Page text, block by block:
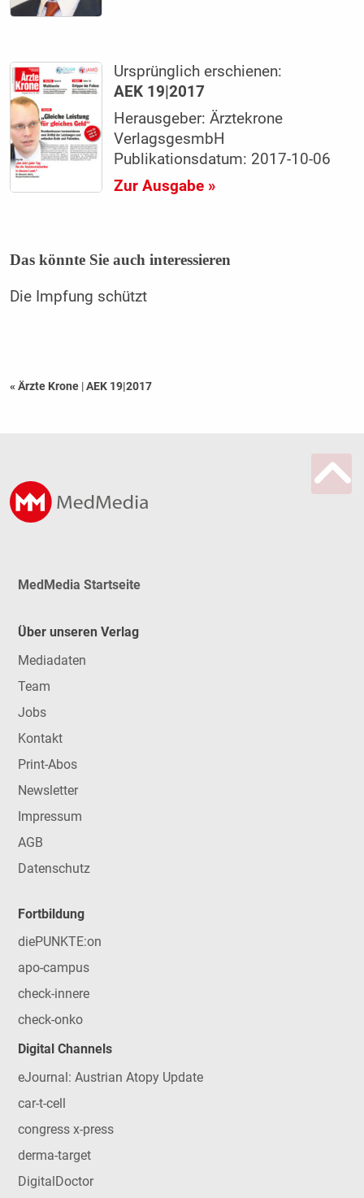
Ursprünglich erschienen:
AEK 19|2017
Herausgeber: Ärztekrone
VerlagsgesmbH
Publikationsdatum: 2017-10-06
Zur Ausgabe »
Das könnte Sie auch interessieren
Die Impfung schützt
« Ärzte Krone |AEK 19|2017
MedMedia Startseite
Über unseren Verlag
Mediadaten
Team
Jobs
Kontakt
Print-Abos
Newsletter
Impressum
AGB
Datenschutz
Fortbildung
diePUNKTE:on
apo-campus
check-innere
check-onko
Digital Channels
eJournal: Austrian Atopy Update
car-t-cell
congress x-press
derma-target
DigitalDoctor